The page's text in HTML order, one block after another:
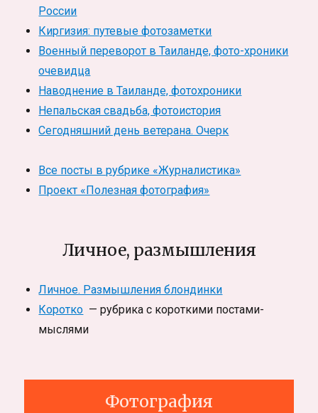
России
Киргизия: путевые фотозаметки
Военный переворот в Таиланде, фото-хроники
очевидца
Наводнение в Таиланде, фотохроники
Непальская свадьба, фотоистория
Сегодняшний день ветерана. Очерк
Все посты в рубрике «Журналистика»
Проект «Полезная фотография»
Личное, размышления
Личное. Размышления блондинки
Коротко — рубрика с короткими постами-
мыслями
Фотография